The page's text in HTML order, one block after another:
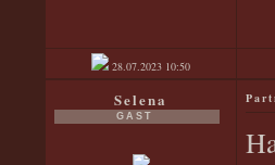
28.07.2023 10:50
Selena
GAST